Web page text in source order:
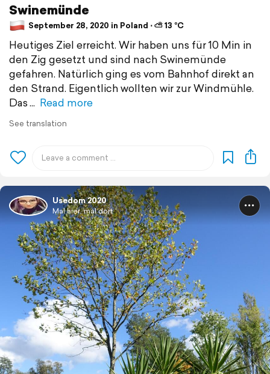
Swinemünde
September 28, 2020 in Poland ⋅ ⛅ 13 °C
Heutiges Ziel erreicht. Wir haben uns für 10 Min in
den Zig gesetzt und sind nach Swinemünde
gefahren. Natürlich ging es vom Bahnhof direkt an
den Strand. Eigentlich wollten wir zur Windmühle.
Das
Read more
See translation
Usedom 2020
Mal hier, mal dort